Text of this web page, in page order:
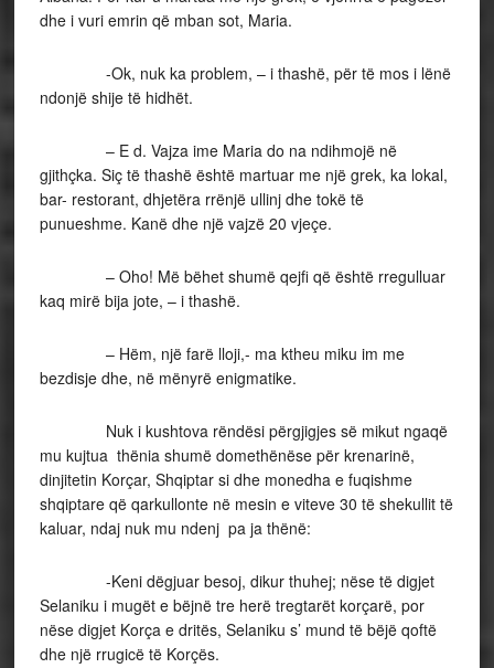
dhe i vuri emrin që mban sot, Maria.
-Ok, nuk ka problem, – i thashë, për të mos i lënë
ndonjë shije të hidhët.
– E d. Vajza ime Maria do na ndihmojë në
gjithçka. Siç të thashë është martuar me një grek, ka lokal,
bar- restorant, dhjetëra rrënjë ullinj dhe tokë të
punueshme. Kanë dhe një vajzë 20 vjeçe.
– Oho! Më bëhet shumë qejfi që është rregulluar
kaq mirë bija jote, – i thashë.
– Hëm, një farë lloji,- ma ktheu miku im me
bezdisje dhe, në mënyrë enigmatike.
Nuk i kushtova rëndësi përgjigjes së mikut ngaqë
mu kujtua thënia shumë domethënëse për krenarinë,
dinjitetin Korçar, Shqiptar si dhe monedha e fuqishme
shqiptare që qarkullonte në mesin e viteve 30 të shekullit të
kaluar, ndaj nuk mu ndenj pa ja thënë:
-Keni dëgjuar besoj, dikur thuhej; nëse të digjet
Selaniku i mugët e bëjnë tre herë tregtarët korçarë, por
nëse digjet Korça e dritës, Selaniku s’ mund të bëjë qoftë
dhe një rrugicë të Korçës.